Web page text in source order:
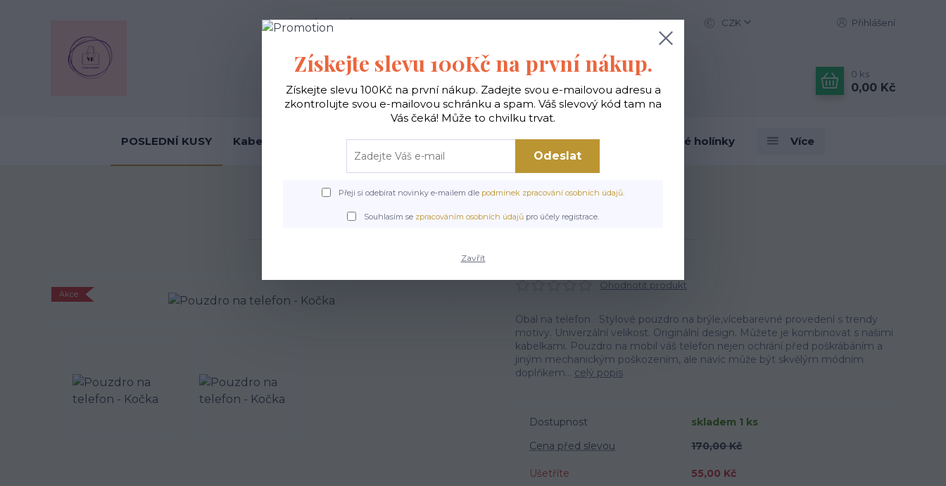
OBCHODNÍ PODMÍNKY JAK NAKUPOVAT KONTAKTY CZK Přihlášení
0 ks
0,00 Kč
POSLEDNÍ KUSY Kabelky ekologické Vaky na záda Polštáře Doplňky Designové holínky Více
POSLEDNÍ KUSY Pouzdro na telefon - Kočka
Akce
Ohodnotit produkt
Obal na telefon Stylové pouzdro na brýle,vícebarevné provedení s trendy
motivy. Univerzální velikost. Originální design. Můžete je kombinovat s našimi
kabelkami. Pouzdro na mobil váš telefon nejen ochrání před poškrábáním a
jiným mechanickým poškozením, ale navíc může být skvělým módním
doplňkem... celý popis
Dostupnost
skladem 1 ks
Cena před slevou
170,00 Kč
Ušetříte 55,00 Kč
Získejte slevu 100Kč na první nákup.
Získejte slevu 100Kč na první nákup. Zadejte svou e-mailovou adresu a
zkontrolujte svou e-mailovou schránku a spam. Váš slevový kód tam na
Vás čeká! Může to chvilku trvat.
Odeslat
Přeji si odebírat novinky e-mailem dle podmínek zpracování osobních údajů.
Souhlasím se zpracováním osobních údajů pro účely registrace.
Zavřít